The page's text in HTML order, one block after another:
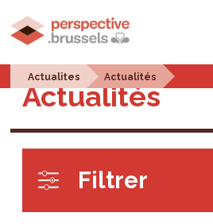
Actualites Actualités
Actualités
Filtrer